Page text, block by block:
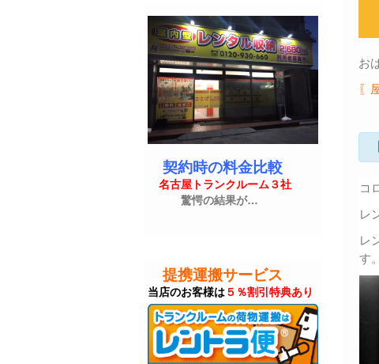
契約時の料金比較
名古屋トランクルーム３社
驚愕の結果が…
提携運搬サービス
当店のお客様は５％割引特典あり
お
〖
コ
レ
レ
す。